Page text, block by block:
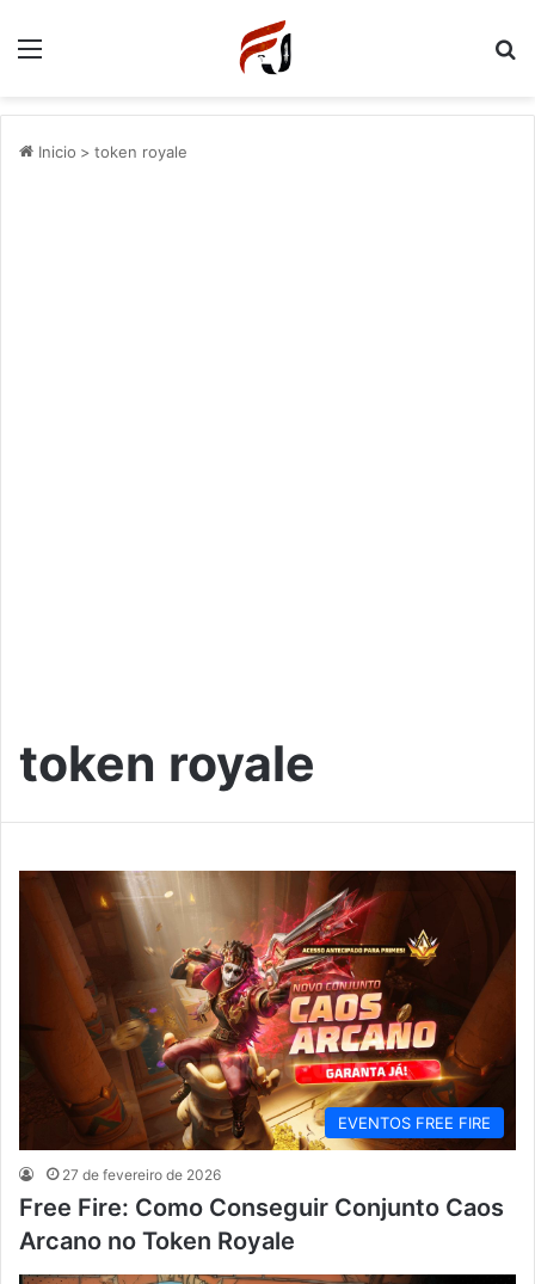
Menu
Inicio > token royale
token royale
EVENTOS FREE FIRE
27 de fevereiro de 2026
Free Fire: Como Conseguir Conjunto Caos
Arcano no Token Royale